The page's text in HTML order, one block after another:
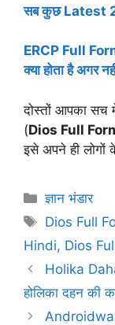
सब कुछ Latest
ERCP Full
क्या होता है अगर
दोस्तों आपका सच
(Dios Full
इसे अपने ही लोगों
Categories
ज्ञान भंडार
Tags
Dios Full
Hindi, Dios
Holika
होलिका दहन की